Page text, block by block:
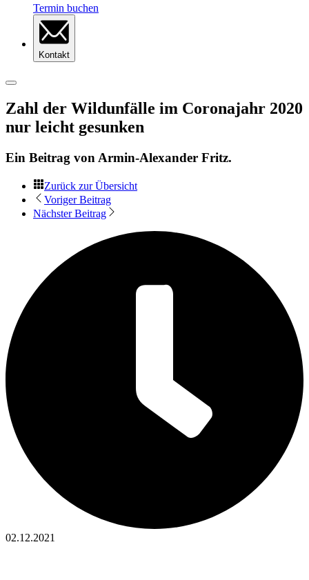
Termin buchen
Kontakt
Zahl der Wildunfälle im Coronajahr 2020
nur leicht gesunken
Ein Beitrag von Armin-Alexander Fritz.
Zurück zur Übersicht
Voriger Beitrag
Nächster Beitrag
02.12.2021